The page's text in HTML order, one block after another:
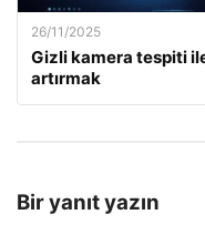
26/11/2025
Gizli kamera tespiti
artırmak
Bir yanıt yazın